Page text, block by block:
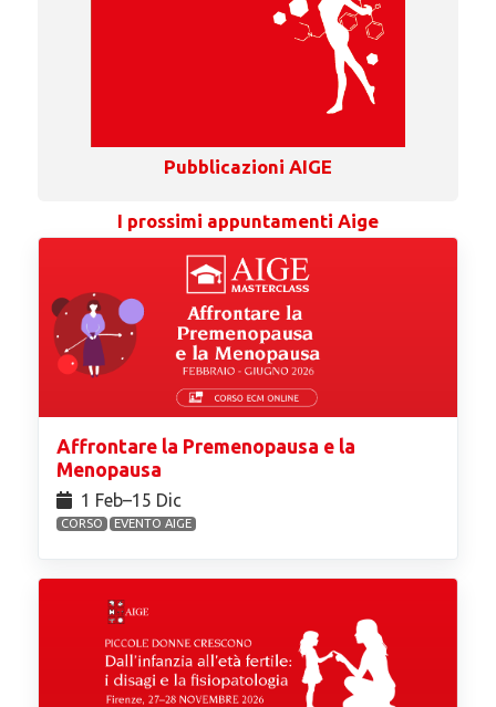
Pubblicazioni AIGE
I prossimi appuntamenti Aige
Affrontare la Premenopausa e la
Menopausa
1 Feb⁠–15 Dic
CORSO EVENTO AIGE